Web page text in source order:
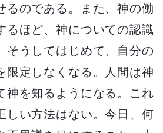
るのである。また、神の働
るほど、神についての認識
そうしてはじめて、自分の
限定しなくなる。人間は神
神を知るようになる。これ
しい方法はない。今日、何